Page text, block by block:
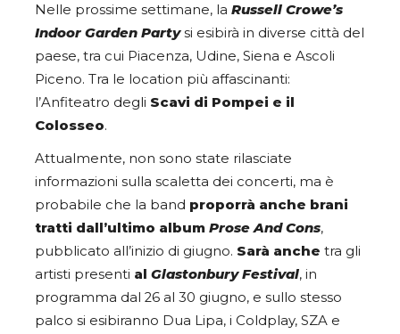
Nelle prossime settimane, la Russell Crowe’s
Indoor Garden Party si esibirà in diverse città del
paese, tra cui Piacenza, Udine, Siena e Ascoli
Piceno. Tra le location più affascinanti:
l’Anfiteatro degli Scavi di Pompei e il
Colosseo.
Attualmente, non sono state rilasciate
informazioni sulla scaletta dei concerti, ma è
probabile che la band proporrà anche brani
tratti dall’ultimo album Prose And Cons,
pubblicato all’inizio di giugno. Sarà anche tra gli
artisti presenti al Glastonbury Festival, in
programma dal 26 al 30 giugno, e sullo stesso
palco si esibiranno Dua Lipa, i Coldplay, SZA e